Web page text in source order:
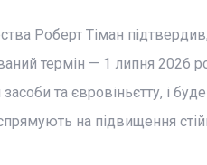
Роберт Тіман
термін — 1 липня 2026
та євровіньєтту, і
на підвищення